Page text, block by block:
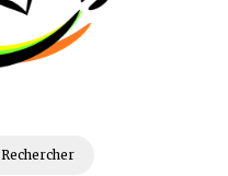
Rechercher